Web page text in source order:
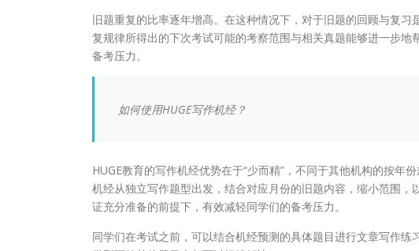
旧题重复的比率逐年增高。在这种情况下，对于旧题的回顾与复
复规律所得出的下次考试可能的考察范围与相关真题能够进一步
备考压力。
如何使用HUGE写作机经？
HUGE教育的写作机经优势在于“少而精”，不同于其他机构的按年
机经从独立写作题型出发，结合对应月份的旧题内容，缩小范围，
证充分准备的前提下，有效减轻同学们的备考压力。
同学们在考试之前，可以结合机经预测的具体题目进行文章写作